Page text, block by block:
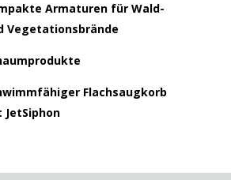
Armaturen für Wald-
Vegetationsbrände
Flachsaugkorb
JetSiphon